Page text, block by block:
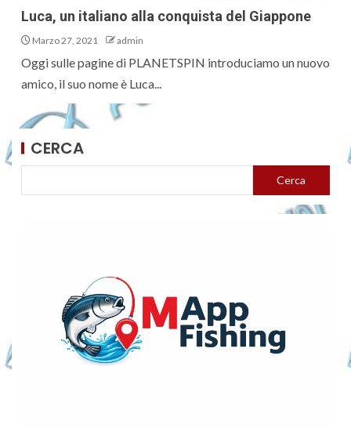
Luca, un italiano alla conquista del Giappone
Marzo 27, 2021 admin
Oggi sulle pagine di PLANETSPIN introduciamo un nuovo
amico, il suo nome è Luca...
CERCA
Cerca